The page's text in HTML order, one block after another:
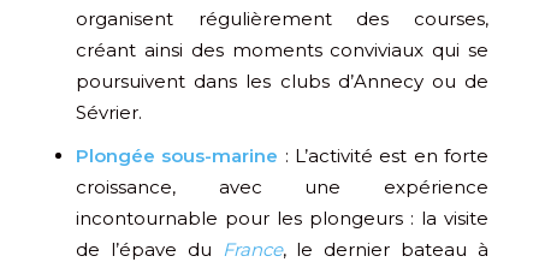
organisent régulièrement des courses,
créant ainsi des moments conviviaux qui se
poursuivent dans les clubs d’Annecy ou de
Sévrier.
Plongée sous-marine : L’activité est en forte
croissance, avec une expérience
incontournable pour les plongeurs : la visite
de l’épave du France, le dernier bateau à